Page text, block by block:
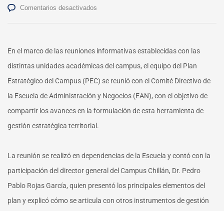
Comentarios desactivados
los
y
proyección
del
Plan
Estratégico
Campus
En el marco de las reuniones informativas establecidas con las
distintas unidades académicas del campus, el equipo del Plan
Estratégico del Campus (PEC) se reunió con el Comité Directivo de
la Escuela de Administración y Negocios (EAN), con el objetivo de
compartir los avances en la formulación de esta herramienta de
gestión estratégica territorial.
La reunión se realizó en dependencias de la Escuela y contó con la
participación del director general del Campus Chillán, Dr. Pedro
Pablo Rojas García, quien presentó los principales elementos del
plan y explicó cómo se articula con otros instrumentos de gestión